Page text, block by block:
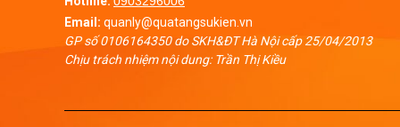
Email: quanly@quatangsukien.vn
GP số 0106164350 do SKH&ĐT Hà Nội cấp 25/04/2013
Chịu trách nhiệm nội dung: Trần Thị Kiều